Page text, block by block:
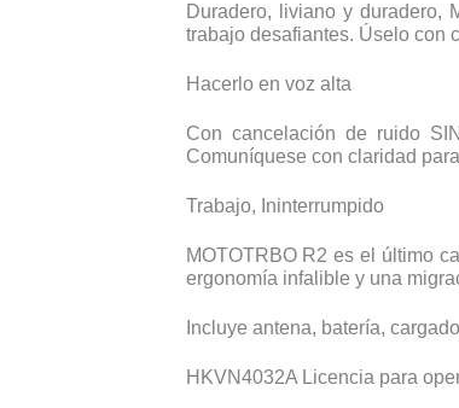
Duradero, liviano y duradero,
trabajo desafiantes. Úselo con
Hacerlo en voz alta
Con cancelación de ruido
Comuníquese con claridad
Trabajo, Ininterrumpido
MOTOTRBO R2 es el último
ergonomía infalible y una
Incluye antena, batería,
HKVN4032A Licencia para